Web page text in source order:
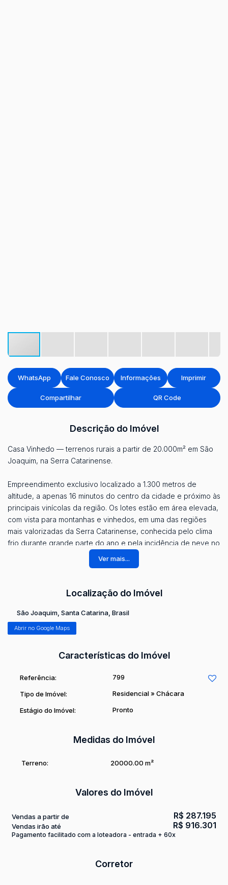
WhatsApp Fale Conosco Informações Imprimir
Compartilhar QR Code
Descrição do Imóvel
Casa Vinhedo — terrenos rurais a partir de 20.000m² em São
Joaquim, na Serra Catarinense.
Empreendimento exclusivo localizado a 1.300 metros de
altitude, a apenas 16 minutos do centro da cidade e próximo às
principais vinícolas da região. Os lotes estão em área elevada,
com vista para montanhas e vinhedos, em uma das regiões
mais valorizadas da Serra Catarinense, conhecida pelo clima
frio durante grande parte do ano e pela incidência de neve no
O projeto foi desenvolvido com número reduzido de lotes,
densidade de ocupação. Cada terreno possui área mínima de
ou refúgio particular em meio à natureza.
*Valor sujeito a alteração.
Ver mais...
Localização do Imóvel
São Joaquim Santa Catarina Brasil
Abrir no Google Maps
Características do Imóvel
Referência: 799
Tipo de Imóvel: Residencial» Chácara
Estágio do Imóvel: Pronto
Medidas do Imóvel
Terreno: 20000.00 m²
Valores do Imóvel
R$ 287.195
Vendas a partir de
R$ 916.301
Vendas irão até
Pagamento facilitado com a loteadora - entrada + 60x
Corretor